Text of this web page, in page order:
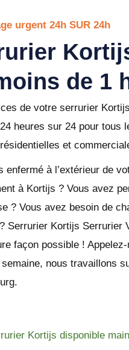
urgent 24h SUR 24h
de 1
de votre serrurier
heures sur 24 pour tous
et
enfermé à l’extérieur de
à Kortijs ? Vous avez
? Vous avez besoin de
Serrurier Kortijs Serrurier
façon possible !
nous travaillons
Kortijs disponible